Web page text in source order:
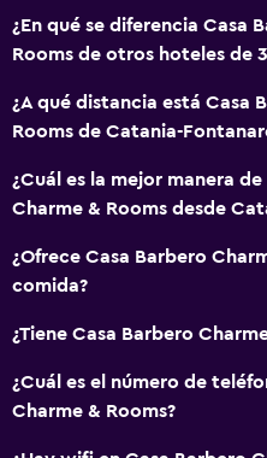
Accesibilidad
Silla para ducha
Inodoro con barras de
Entrada privada
Comedor
Tetera eléctrica
Microondas
Desayuno en la habitación
¿En qué se diferencia Casa
Rooms de otros hoteles de
¿A qué distancia está Casa
Rooms de Catania-
¿Cuál es la mejor manera
Charme & Rooms desde
¿Ofrece Casa Barbero
comida?
¿Tiene Casa Barbero
¿Cuál es el número de
Charme & Rooms?